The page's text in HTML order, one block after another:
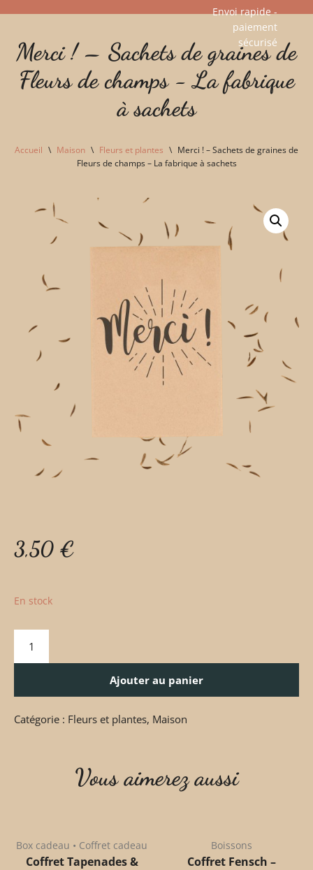
au
contenu
Envoi rapide -
paiement
sécurisé​
Merci ! – Sachets de graines de
Fleurs de champs - La fabrique
à sachets
Accueil \ Maison \ Fleurs et plantes \ Merci ! – Sachets de graines de
Fleurs de champs – La fabrique à sachets
3,50 €
En stock
Ajouter au panier
Catégorie : Fleurs et plantes, Maison
Vous aimerez aussi
Box cadeau • Coffret cadeau
Coffret Tapenades &
Boissons
Coffret Fensch –